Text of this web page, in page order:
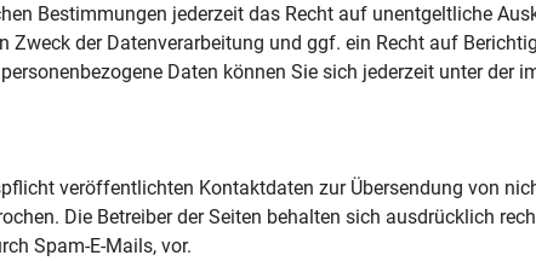
Bestimmungen jederzeit das Recht auf unentgeltliche
Zweck der Datenverarbeitung und ggf. ein Recht auf
Daten können Sie sich jederzeit unter der
veröffentlichten Kontaktdaten zur Übersendung von
Die Betreiber der Seiten behalten sich ausdrücklich
Spam-E-Mails, vor.